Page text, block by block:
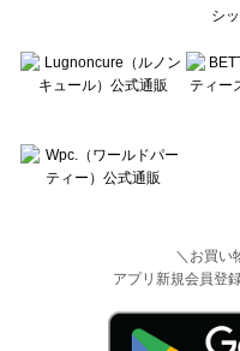
＼お買い
アプリ新規会員登